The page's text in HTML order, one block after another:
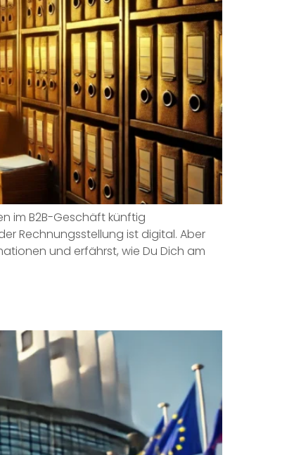
im B2B-Geschäft künftig
Rechnungsstellung ist digital. Aber
und erfährst, wie Du Dich am